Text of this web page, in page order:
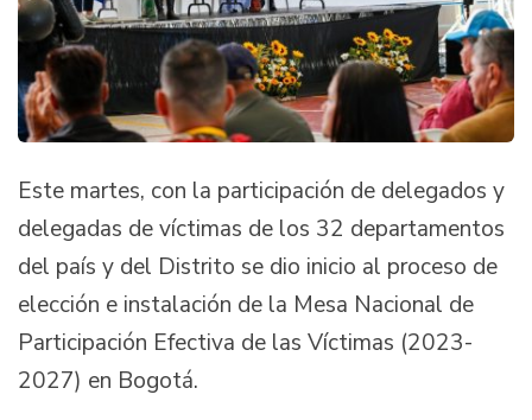
Este martes, con la participación de delegados y
delegadas de víctimas de los 32 departamentos
del país y del Distrito se dio inicio al proceso de
elección e instalación de la Mesa Nacional de
Participación Efectiva de las Víctimas (2023-
2027) en Bogotá.